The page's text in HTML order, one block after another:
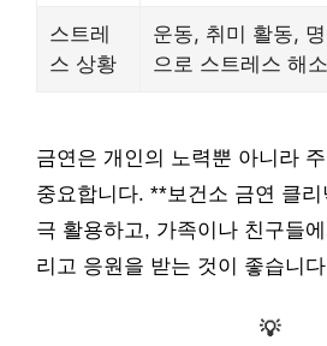
스트레
스 상황
운동, 취미 활동,
으로 스트레스 해소
금연은 개인의 노력뿐 아니라
중요합니다. **보건소 금연 클
극 활용하고, 가족이나 친구들
리고 응원을 받는 것이 좋습니
💡